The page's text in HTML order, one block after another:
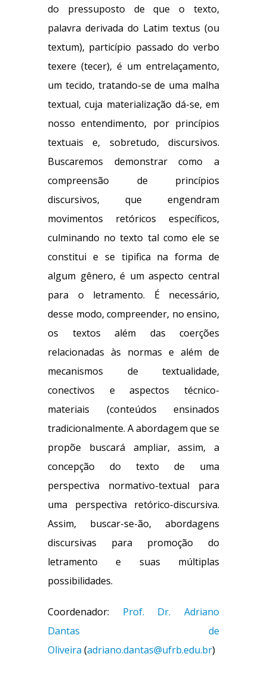
do pressuposto de que o texto,
palavra derivada do Latim textus (ou
textum), particípio passado do verbo
texere (tecer), é um entrelaçamento,
um tecido, tratando-se de uma malha
textual, cuja materialização dá-se, em
nosso entendimento, por princípios
textuais e, sobretudo, discursivos.
Buscaremos demonstrar como a
compreensão de princípios
discursivos, que engendram
movimentos retóricos específicos,
culminando no texto tal como ele se
constitui e se tipifica na forma de
algum gênero, é um aspecto central
para o letramento. É necessário,
desse modo, compreender, no ensino,
os textos além das coerções
relacionadas às normas e além de
mecanismos de textualidade,
conectivos e aspectos técnico-
materiais (conteúdos ensinados
tradicionalmente. A abordagem que se
propõe buscará ampliar, assim, a
concepção do texto de uma
perspectiva normativo-textual para
uma perspectiva retórico-discursiva.
Assim, buscar-se-ão, abordagens
discursivas para promoção do
letramento e suas múltiplas
possibilidades.
Coordenador: Prof. Dr. Adriano
Dantas de
Oliveira (adriano.dantas@ufrb.edu.br)